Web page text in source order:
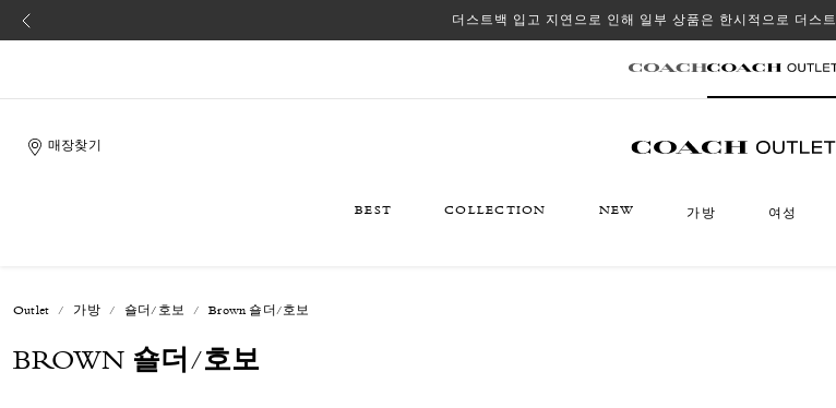
더스트백 입고 지연으로 인해 일부 상품은 한시적으로 더스
매장찾기
BEST COLLECTION NEW 가방 여성
Outlet 가방 숄더/호보 Brown 숄더/호보
BROWN 숄더/호보